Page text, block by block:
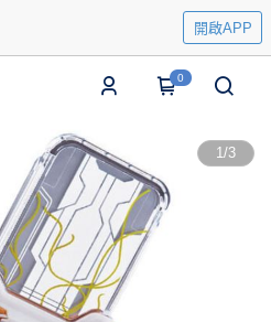
開啟APP
0
1/3